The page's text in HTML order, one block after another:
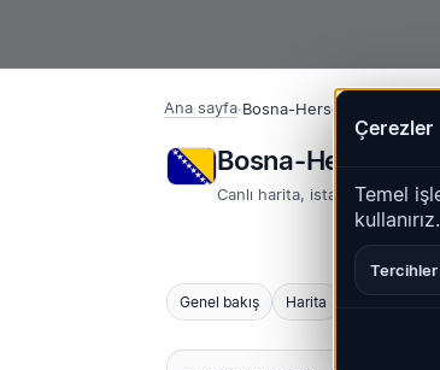
Çerezler
Temel
Tercihler
Ana sayfa·Bosna-Hersek
Bosna-Hersek –
Canlı harita, istatistikler ve
Genel bakış Harita